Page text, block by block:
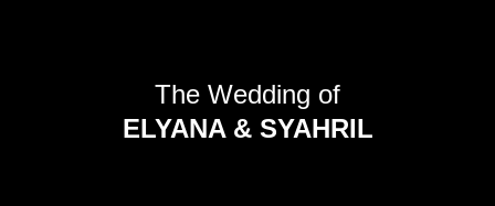
The Wedding of
ELYANA & SYAHRIL